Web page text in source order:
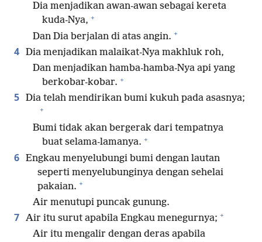
Dia menjadikan awan-awan sebagai kereta
kuda-Nya, +
Dan Dia berjalan di atas angin. +
4 Dia menjadikan malaikat-Nya makhluk roh,
Dan menjadikan hamba-hamba-Nya api yang
berkobar-kobar. +
5 Dia telah mendirikan bumi kukuh pada asasnya;
+
Bumi tidak akan bergerak dari tempatnya
buat selama-lamanya. +
6 Engkau menyelubungi bumi dengan lautan
seperti menyelubunginya dengan sehelai
pakaian. +
Air menutupi puncak gunung.
7 Air itu surut apabila Engkau menegurnya; +
Air itu mengalir dengan deras apabila